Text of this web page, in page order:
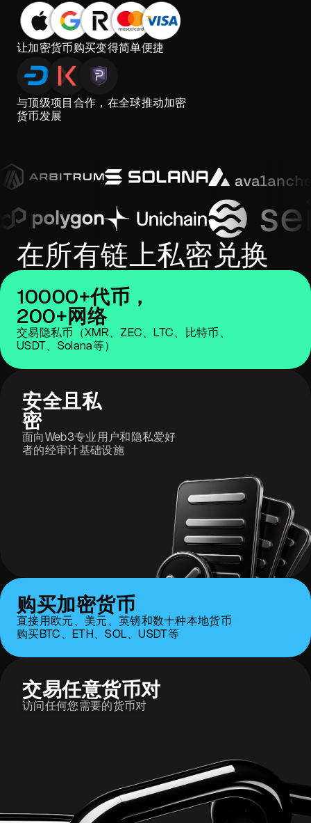
让加密货币购买变得简单便捷
与顶级项目合作，在全球推动加密
货币发展
在所有链上私密兑换
10000+代币，
200+网络
交易隐私币（XMR、ZEC、LTC、比特币、
USDT、Solana等）
安全且私
密
面向Web3专业用户和隐私爱好
者的经审计基础设施
交易任意货币对
访问任何您需要的货币对
购买加密货币
直接用欧元、美元、英镑和数十种本地货币
购买BTC、ETH、SOL、USDT等